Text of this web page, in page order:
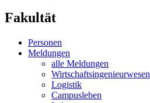
Fakultät
Personen
Meldungen
alle Meldungen
Wirtschaftsingenieurwesen
Logistik
Campusleben